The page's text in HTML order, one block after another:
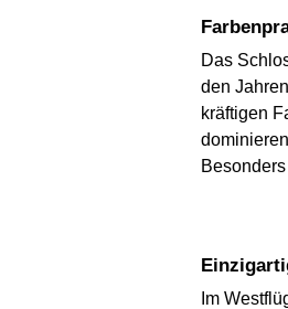
Das
den
kräftigen
Im